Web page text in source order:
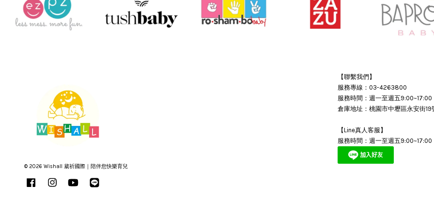
© 2026 Wishall 葳祈國際｜陪伴您快樂育兒
【聯繫我們】
服務專線：03-4263800
服務時間：週一至週五9:00~17:00
倉庫地址：桃園市中壢區永安街19
【Line真人客服】
服務時間：週一至週五9:00~17:00
Facebook InstagramYouTube